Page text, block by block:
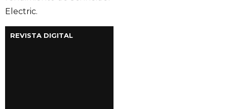
Electric.
REVISTA DIGITAL